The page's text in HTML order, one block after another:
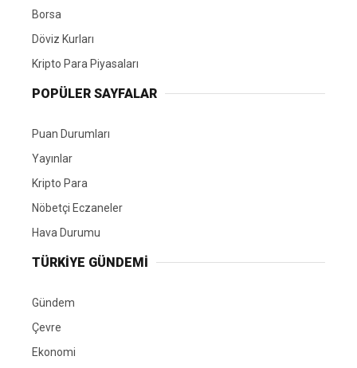
Borsa
Döviz Kurları
Kripto Para Piyasaları
POPÜLER SAYFALAR
Puan Durumları
Yayınlar
Kripto Para
Nöbetçi Eczaneler
Hava Durumu
TÜRKIYE GÜNDEMI
Gündem
Çevre
Ekonomi